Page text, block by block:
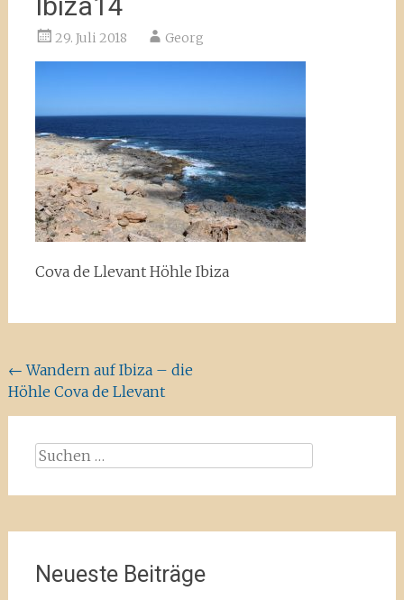
29. Juli 2018 Georg
Cova de Llevant Höhle Ibiza
Beitragsnavigation
← Wandern auf Ibiza – die
Höhle Cova de Llevant
Suchen
Neueste Beiträge